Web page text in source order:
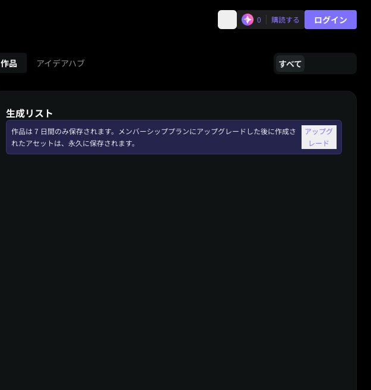
0 購読する ログイン
作品 アイデアハブ すべて
生成リスト
作品は 7 日間のみ保存されます。メンバーシッププランにアップグレードした後に作成さ
れたアセットは、永久に保存されます。
アップグ
レード